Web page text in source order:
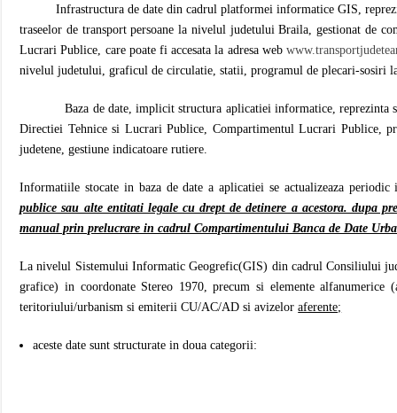
Infrastructura de date din cadrul platformei informatice GIS,
traseelor de transport persoane la nivelul judetului Braila, gestionat de
Lucrari Publice, care poate fi accesata la adresa web
nivelul judetului, graficul de circulatie, statii, programul de plecari-sosiri
Baza de date, implicit structura aplicatiei informatice, reprezinta
Directiei Tehnice si Lucrari Publice, Compartimentul Lucrari Publice,
judetene, gestiune indicatoare rutiere.
Informatiile stocate in baza de date a aplicatiei se actualizeaza
publice sau alte entitati legale cu drept de detinere a acestora. dupa
manual prin prelucrare in cadrul Compartimentului Banca de Date
La nivelul Sistemului Informatic Geogrefic(GIS) din cadrul Consiliului
grafice) in coordonate Stereo 1970, precum si elemente alfanumerice
teritoriului/urbanism si emiterii CU/AC/AD si avizeloraferente;
aceste date sunt structurate in doua categorii: